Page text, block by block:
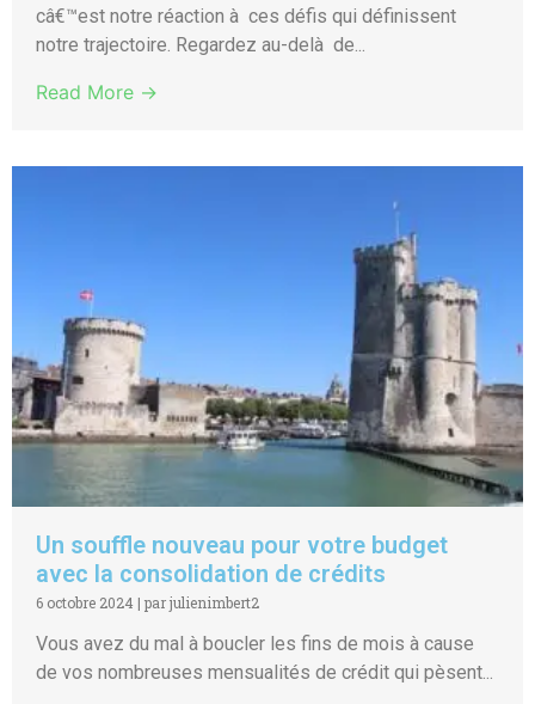
câ€™est notre réaction à ces défis qui définissent
notre trajectoire. Regardez au-delà de...
Read More →
Un souffle nouveau pour votre budget
avec la consolidation de crédits
6 octobre 2024 | par julienimbert2
Vous avez du mal à boucler les fins de mois à cause
de vos nombreuses mensualités de crédit qui pèsent...